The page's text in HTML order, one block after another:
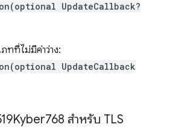
UpdateCallback?
ทที่ไม่มีค่าว่าง:
UpdateCallback
สำหรับ TLS